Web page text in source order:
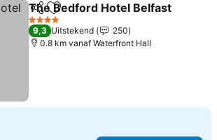
DelenToevoegen aan favorieten
The Bedford Hotel Belfast
4 Sterren
9,3 Uitstekend
250
0.8 km vanaf Waterfront Hall